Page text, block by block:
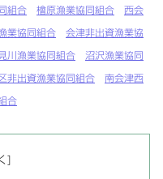
組合 檜原漁業協同組合 西会
業協同組合 会津非出資漁業協
川漁業協同組合 沼沢漁業協同
非出資漁業協同組合 南会津西
合